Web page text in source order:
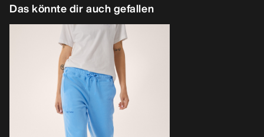
Das könnte dir auch gefallen